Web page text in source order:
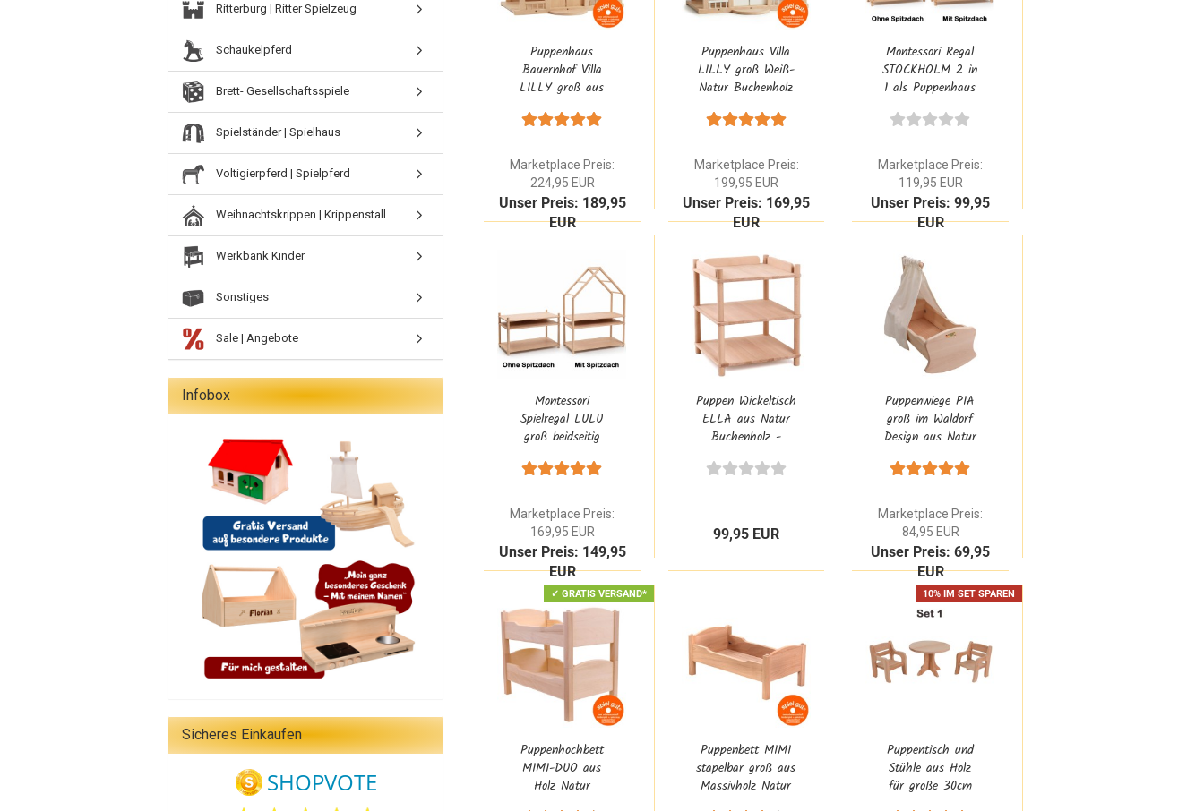
Puppenhaus
Bauernhof Villa
LILLY groß aus
mit Treppe, rotem
Schiebetüren, Stall
& Garage
Marketplace Preis:
224,95 EUR
Unser Preis: 189,95
EUR
Puppenhaus Villa
LILLY groß Weiß-
Natur Buchenholz
Dach, Balkon,
& Garage
Marketplace Preis:
199,95 EUR
Unser Preis: 169,95
EUR
Montessori Regal
STOCKHOLM 2 in
1 als Puppenhaus
mit 3 Etagen aus
Massivholz
Marketplace Preis:
119,95 EUR
Unser Preis: 99,95
EUR
Montessori
Spielregal LULU
groß beidseitig
Buche Natur
Marketplace Preis:
169,95 EUR
Unser Preis: 149,95
EUR
Puppen Wickeltisch
ELLA aus Natur
Buchenholz -
Puppen im
99,95 EUR
Puppenwiege PIA
groß im Waldorf
Design aus Natur
Himmelstange
Marketplace Preis:
84,95 EUR
Unser Preis: 69,95
EUR
✓ GRATIS VERSAND*
Puppenhochbett
MIMI-DUO aus
Holz Natur
Puppenbett MIMI
stapelbar groß aus
Massivholz Natur
10% IM SET SPAREN
Puppentisch und
Stühle aus Holz
für große 30cm
Ritterburg | Ritter Spielzeug
Schaukelpferd
Brett- Gesellschaftsspiele
Spielständer | Spielhaus
Voltigierpferd | Spielpferd
Weihnachtskrippen | Krippenstall
Werkbank Kinder
Sonstiges
Sale | Angebote
Infobox
Sicheres Einkaufen